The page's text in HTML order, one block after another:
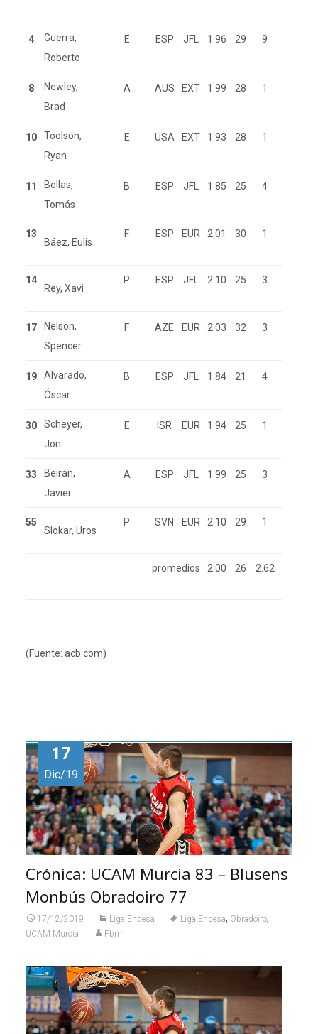
4
Guerra,
Roberto
E ESP JFL 1.96 29 9
8
Newley,
Brad
A AUS EXT 1.99 28 1
10
Toolson,
Ryan
E USA EXT 1.93 28 1
11
Bellas,
Tomás
B ESP JFL 1.85 25 4
13
Báez, Eulis
F ESP EUR 2.01 30 1
14
Rey, Xavi
P ESP JFL 2.10 25 3
17
Nelson,
Spencer
F AZE EUR 2.03 32 3
19
Alvarado,
Óscar
B ESP JFL 1.84 21 4
30
Scheyer,
Jon
E ISR EUR 1.94 25 1
33
Beirán,
Javier
A ESP JFL 1.99 25 3
55
Slokar, Uros
P SVN EUR 2.10 29 1
promedios 2.00 26 2.62
(Fuente: acb.com)
17
Dic/19
Crónica: UCAM Murcia 83 – Blusens
Monbús Obradoiro 77
17/12/2019 Liga Endesa Liga Endesa, Obradoiro,
UCAM Murcia Fbrm